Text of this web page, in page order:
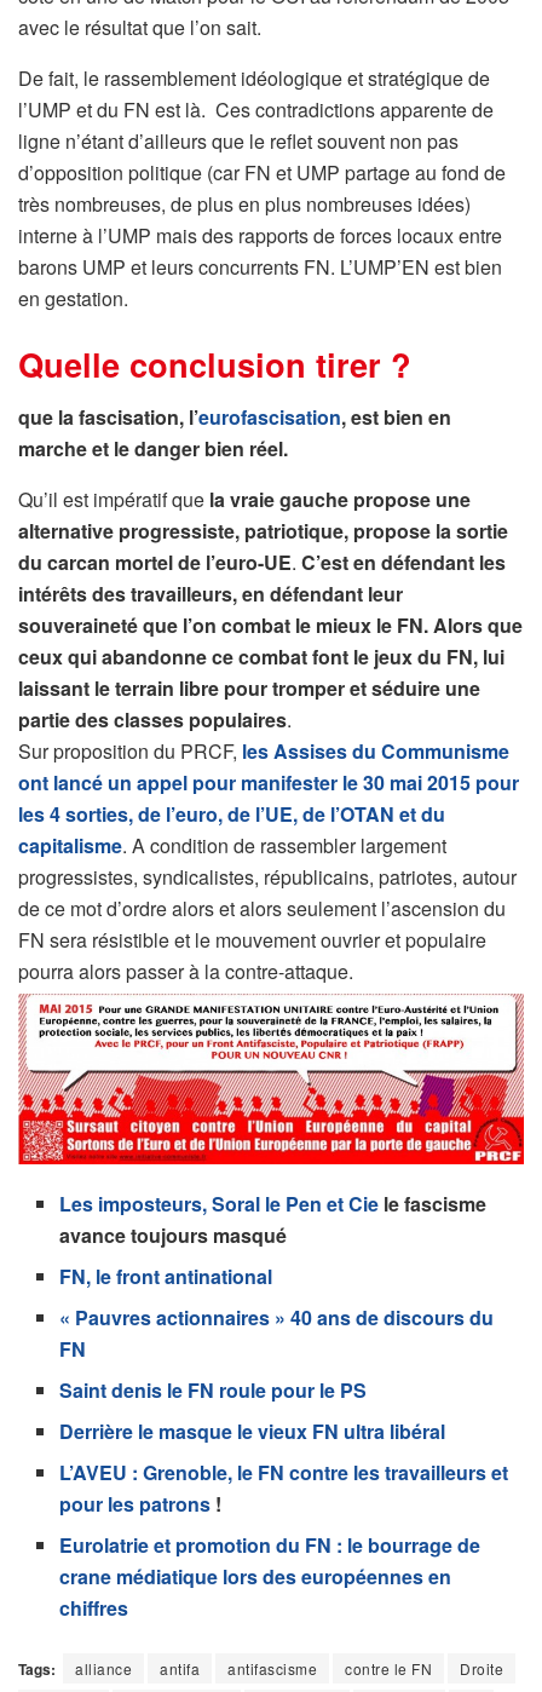
avec le résultat que l’on sait.
De fait, le rassemblement idéologique et stratégique de
l’UMP et du FN est là. Ces contradictions apparente de
ligne n’étant d’ailleurs que le reflet souvent non pas
d’opposition politique (car FN et UMP partage au fond de
très nombreuses, de plus en plus nombreuses idées)
interne à l’UMP mais des rapports de forces locaux entre
barons UMP et leurs concurrents FN. L’UMP’EN est bien
en gestation.
Quelle conclusion tirer ?
que la fascisation, l’eurofascisation, est bien en
marche et le danger bien réel.
Qu’il est impératif que la vraie gauche propose une
alternative progressiste, patriotique, propose la sortie
du carcan mortel de l’euro-UE. C’est en défendant les
intérêts des travailleurs, en défendant leur
souveraineté que l’on combat le mieux le FN. Alors que
ceux qui abandonne ce combat font le jeux du FN, lui
laissant le terrain libre pour tromper et séduire une
partie des classes populaires.
Sur proposition du PRCF, les Assises du Communisme
ont lancé un appel pour manifester le 30 mai 2015 pour
les 4 sorties, de l’euro, de l’UE, de l’OTAN et du
capitalisme. A condition de rassembler largement
progressistes, syndicalistes, républicains, patriotes, autour
de ce mot d’ordre alors et alors seulement l’ascension du
FN sera résistible et le mouvement ouvrier et populaire
pourra alors passer à la contre-attaque.
Les imposteurs, Soral le Pen et Cie le fascisme
avance toujours masqué
FN, le front antinational
« Pauvres actionnaires » 40 ans de discours du
FN
Saint denis le FN roule pour le PS
Derrière le masque le vieux FN ultra libéral
L’AVEU : Grenoble, le FN contre les travailleurs et
pour les patrons !
Eurolatrie et promotion du FN : le bourrage de
crane médiatique lors des européennes en
chiffres
Tags: alliance antifa antifascisme contre le FN
Droite